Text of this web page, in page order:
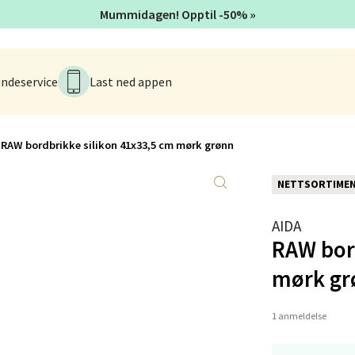
Last ned appen
RAW bordbrikke silikon 41x33,5 cm mørk grønn
AIDA
RAW
mørk
1 anmeldelse
Mummidagen! Opptil -50% »
- Markens
markensgate 25B, 4611 Kristiansand
10-17